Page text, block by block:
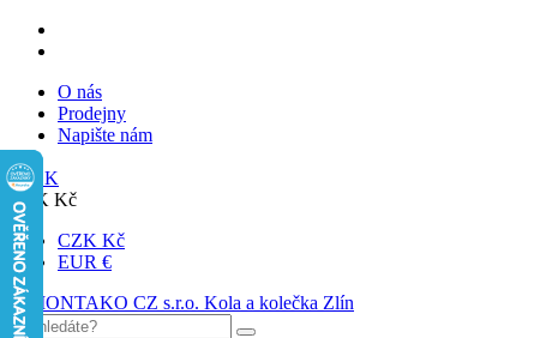
O nás
Prodejny
Napište nám
SK
CZK Kč
CZK Kč
EUR €